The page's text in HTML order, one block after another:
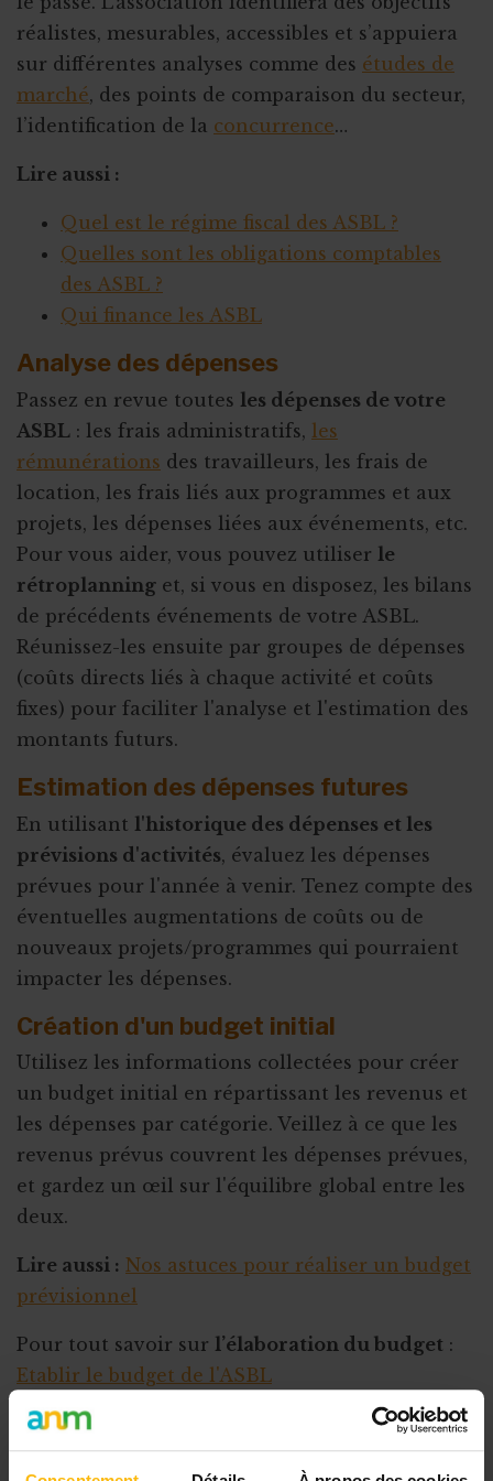
réalistes, mesurables, accessibles et s’appuiera
sur différentes analyses comme des études de
marché, des points de comparaison du secteur,
l’identification de la concurrence…
Lire aussi :
Quel est le régime fiscal des ASBL ?
Quelles sont les obligations comptables
des ASBL ?
Qui finance les ASBL
Analyse des dépenses
Passez en revue toutes les dépenses de votre
ASBL : les frais administratifs, les
rémunérations des travailleurs, les frais de
location, les frais liés aux programmes et aux
projets, les dépenses liées aux événements, etc.
Pour vous aider, vous pouvez utiliser le
rétroplanning et, si vous en disposez, les bilans
de précédents événements de votre ASBL.
Réunissez-les ensuite par groupes de dépenses
(coûts directs liés à chaque activité et coûts
fixes) pour faciliter l'analyse et l'estimation des
montants futurs.
Estimation des dépenses futures
En utilisant l'historique des dépenses et les
prévisions d'activités, évaluez les dépenses
prévues pour l'année à venir. Tenez compte des
éventuelles augmentations de coûts ou de
nouveaux projets/programmes qui pourraient
impacter les dépenses.
Création d'un budget initial
Utilisez les informations collectées pour créer
un budget initial en répartissant les revenus et
les dépenses par catégorie. Veillez à ce que les
revenus prévus couvrent les dépenses prévues,
et gardez un œil sur l'équilibre global entre les
deux.
Lire aussi : Nos astuces pour réaliser un budget
prévisionnel
Pour tout savoir sur l’élaboration du budget :
Etablir le budget de l'ASBL
Établissement d'un plan de trésorerie